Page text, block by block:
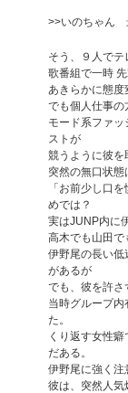
>>いのちゃん
そう、９人でテ
歌番組で一時
あきらかに態度
でも個人仕事の
モード系ファッ
ストが
競うように彼を
突然の無口状
「お前少し口
めでは？
実はJUNP内に
高木でも山田で
伊野尾の長い低
があるが
でも、彼を許さ
当時グループ
た。
くり返す女性
だある。
伊野尾に強く注
彼は、突然人気